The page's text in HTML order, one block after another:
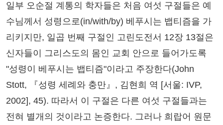
일부 오순절 계통의 학자들은 처음 여섯 구절들은 예
수님께서 성령으로(in/with/by) 베푸시는 뱁티즘을 가
리키지만, 일곱 번째 구절인 고린도전서 12장 13절은
신자들이 그리스도의 몸인 교회 안으로 들어가도록
"성령이 베푸시는 뱁티즘"이라고 주장한다(John
Stott, 『성령 세례와 충만』, 김현희 역 [서울: IVP,
2002], 45). 따라서 이 구절은 다른 여섯 구절들과는
전혀 별개의 것이라고 논증한다. 그러나 희랍어 원문